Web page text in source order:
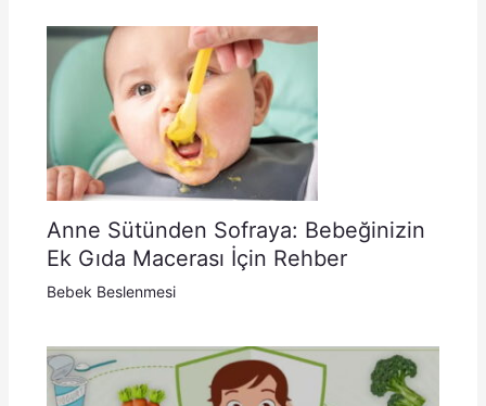
Anne Sütünden Sofraya: Bebeğinizin
Ek Gıda Macerası İçin Rehber
Bebek Beslenmesi